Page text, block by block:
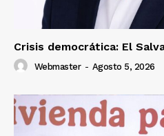
Crisis democrática: El
Webmaster - Agosto 5, 2026